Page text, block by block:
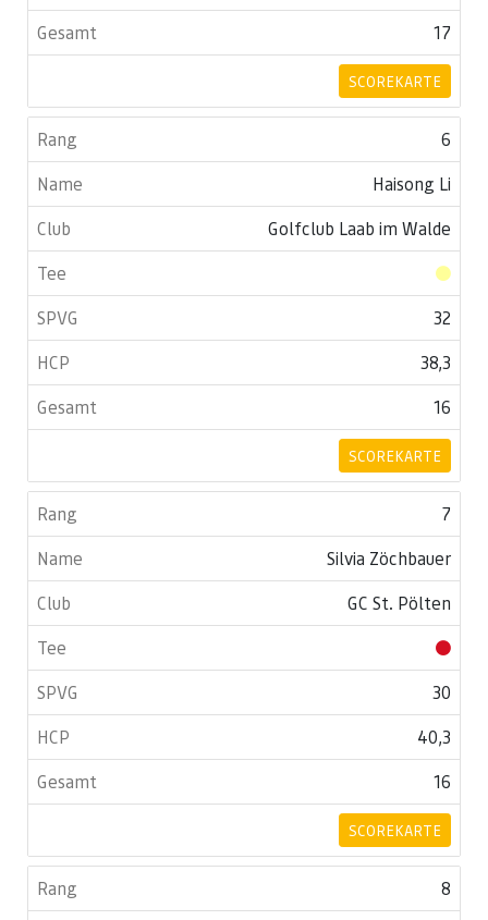
17
SCOREKARTE
6
Haisong Li
Golfclub Laab im Walde
32
38,3
16
SCOREKARTE
7
Silvia Zöchbauer
GC St. Pölten
30
40,3
16
SCOREKARTE
8